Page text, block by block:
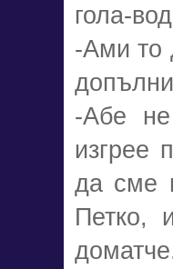
гола-
-Ами то
-Абе
изгрее
да сме
Петко,